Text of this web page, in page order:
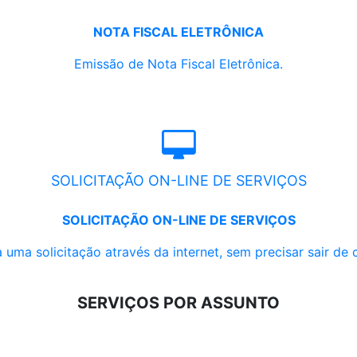
NOTA FISCAL ELETRÔNICA
Emissão de Nota Fiscal Eletrônica.
SOLICITAÇÃO ON-LINE DE SERVIÇOS
SOLICITAÇÃO ON-LINE DE SERVIÇOS
uma solicitação através da internet, sem precisar sair de
SERVIÇOS POR ASSUNTO